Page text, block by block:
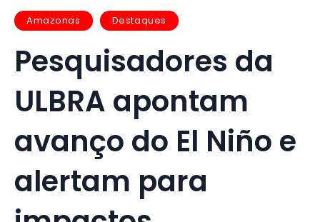
Amazonas Destaques
Pesquisadores da
ULBRA apontam
avanço do El Niño e
alertam para